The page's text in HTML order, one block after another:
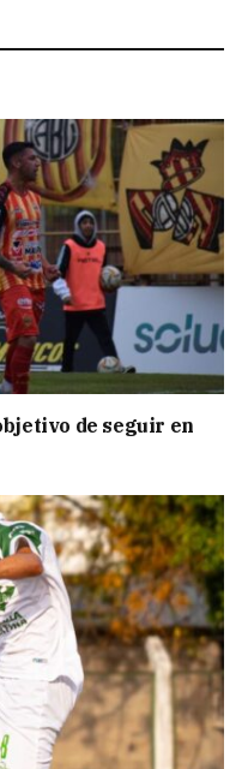
de seguir en